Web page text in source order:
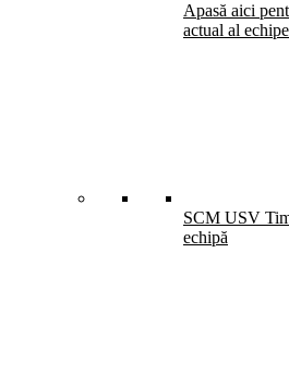
Apasă aici
actual al
SCM USV
echipă